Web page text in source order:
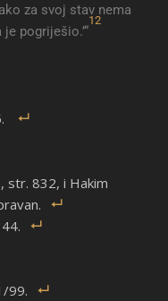
za svoj stav nema
pogriješio.’“
12
str. 832, i Hakim
99.